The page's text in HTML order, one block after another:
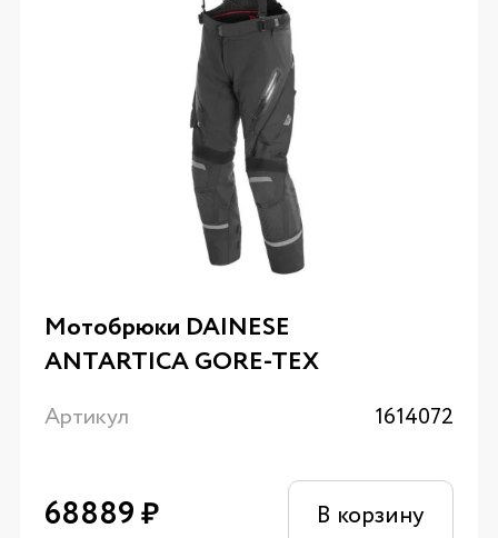
Мотобрюки DAINESE
ANTARTICA GORE-TEX
Артикул 1614072
68889₽ В корзину